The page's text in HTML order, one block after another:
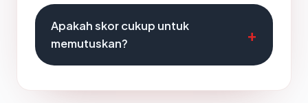
Apakah skor cukup untuk
memutuskan?